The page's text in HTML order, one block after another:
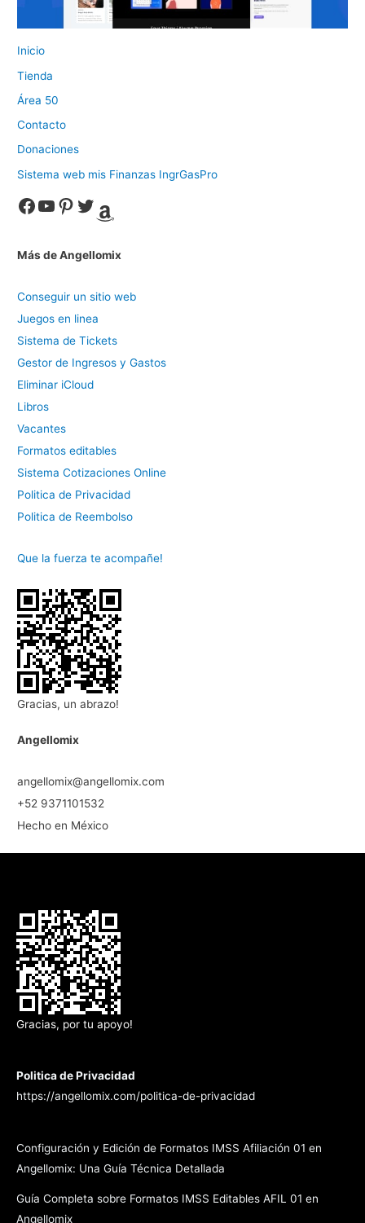
Inicio
Tienda
Área 50
Contacto
Donaciones
Sistema web mis Finanzas IngrGasPro
Facebook YouTube Pinterest Twitter Amazon
Más de Angellomix
Conseguir un sitio web
Juegos en linea
Sistema de Tickets
Gestor de Ingresos y Gastos
Eliminar iCloud
Libros
Vacantes
Formatos editables
Sistema Cotizaciones Online
Politica de Privacidad
Politica de Reembolso
Que la fuerza te acompañe!
Gracias, un abrazo!
Angellomix
angellomix@angellomix.com
+52 9371101532
Hecho en México
Gracias, por tu apoyo!
Politica de Privacidad
https://angellomix.com/politica-de-privacidad
Configuración y Edición de Formatos IMSS Afiliación 01 en
Angellomix: Una Guía Técnica Detallada
Guía Completa sobre Formatos IMSS Editables AFIL 01 en
Angellomix